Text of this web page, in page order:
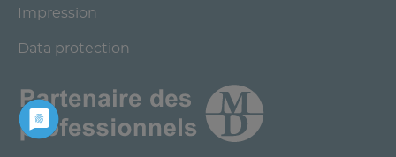
Impression
Data protection